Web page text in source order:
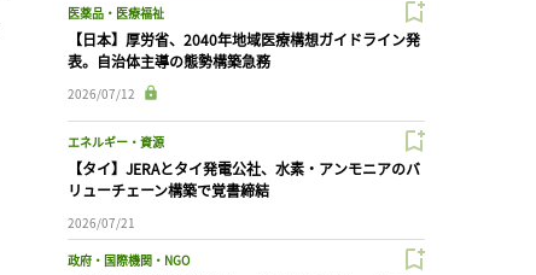
医薬品・医療福祉
【日本】厚労省、2040年地域医療構想ガイドライン発
表。自治体主導の態勢構築急務
2026/07/12
エネルギー・資源
【タイ】JERAとタイ発電公社、水素・アンモニアのバ
リューチェーン構築で覚書締結
2026/07/21
政府・国際機関・NGO